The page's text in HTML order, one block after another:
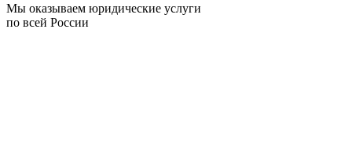
Мы оказываем юридические услуги
по всей России